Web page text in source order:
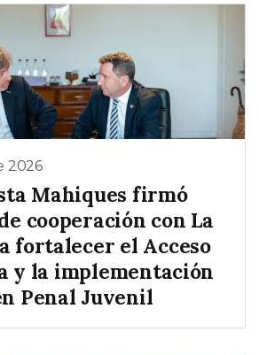
2026
Mahiques firmó
cooperación con La
fortalecer el Acceso
y la implementación
Penal Juvenil